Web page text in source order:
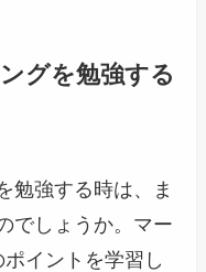
グを勉強する
勉強する時は、ま
でしょうか。マー
イントを学習し